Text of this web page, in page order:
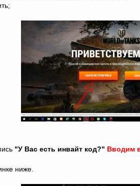
"У Вас есть инвайт код?" Вводим
ниже.